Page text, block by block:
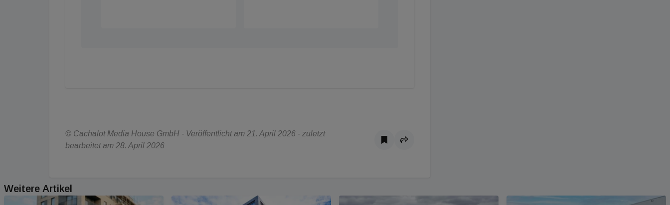
© Cachalot Media House GmbH - Veröffentlicht am 21. April 2026 - zuletzt
bearbeitet am 28. April 2026
Weitere Artikel